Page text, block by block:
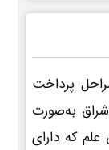
پرداخت
به‌صورت
که دارای